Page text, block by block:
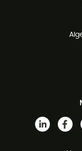
Gratis retourneren